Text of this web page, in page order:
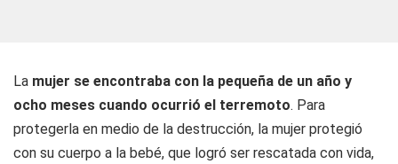
La mujer se encontraba con la pequeña de un año y
ocho meses cuando ocurrió el terremoto. Para
protegerla en medio de la destrucción, la mujer protegió
con su cuerpo a la bebé, que logró ser rescatada con vida,